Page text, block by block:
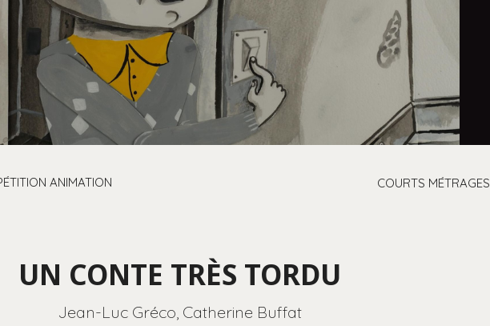
ANIMATION COURTS MÉTRAGES
UN CONTE TRÈS TORDU
Jean-Luc Gréco, Catherine Buffat